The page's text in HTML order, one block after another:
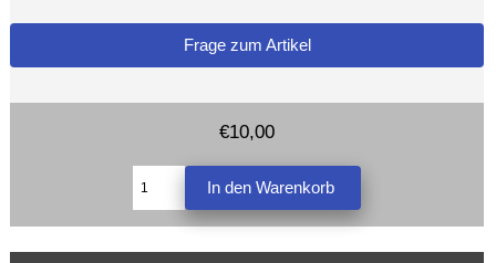
Frage zum Artikel
€10,00